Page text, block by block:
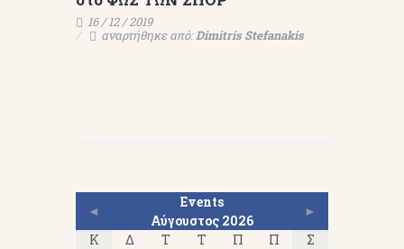
16 / 12 / 2019
αναρτήθηκε από:Dimitris Stefanakis
◄
Events
Αύγουστος 2026
►
Κ
Δ Τ Τ Π Π
Σ